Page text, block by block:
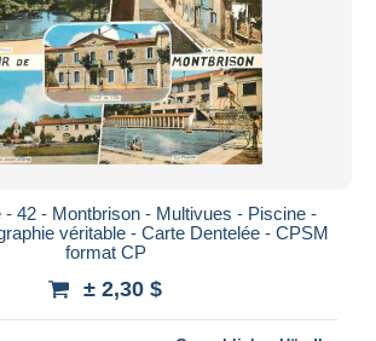
- 42 - Montbrison - Multivues - Piscine -
véritable - Carte Dentelée - CPSM
format CP
± 2,30 $